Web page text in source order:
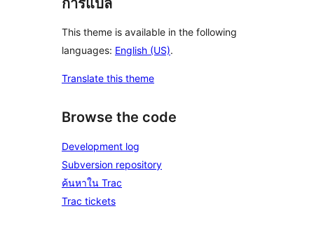
การแปล
This theme is available in the following
languages: English (US).
Translate this theme
Browse the code
Development log
Subversion repository
ค้นหาใน Trac
Trac tickets